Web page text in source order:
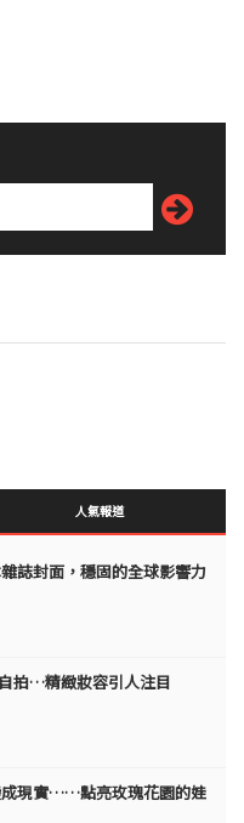
人氣報道
誌封面，穩固的全球影響力
拍…精緻妝容引人注目
現實……點亮玫瑰花園的娃